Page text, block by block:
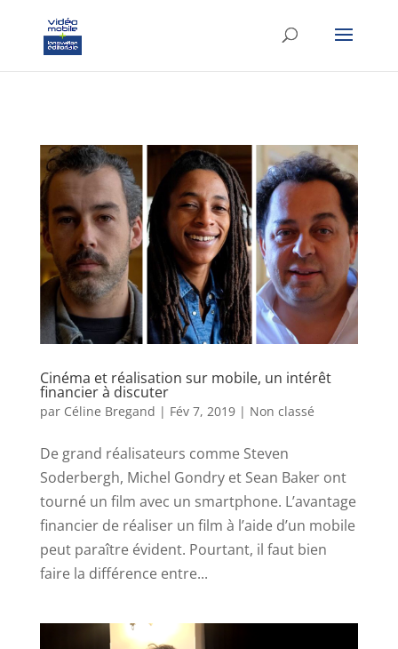
Cinéma et réalisation sur mobile, un intérêt
financier à discuter
par Céline Bregand | Fév 7, 2019| Non classé
De grand réalisateurs comme Steven
Soderbergh, Michel Gondry et Sean Baker ont
tourné un film avec un smartphone. L’avantage
financier de réaliser un film à l’aide d’un mobile
peut paraître évident. Pourtant, il faut bien
faire la différence entre...